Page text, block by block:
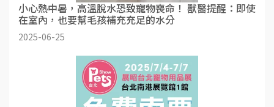
小心熱中暑，高溫脫水恐致寵物喪命！ 獸醫提醒：即使
在室內，也要幫毛孩補充充足的水分
2025-06-25